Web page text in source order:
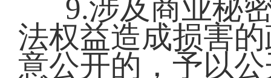
9.涉及商业秘
法权益造成损害
意公开的，予以